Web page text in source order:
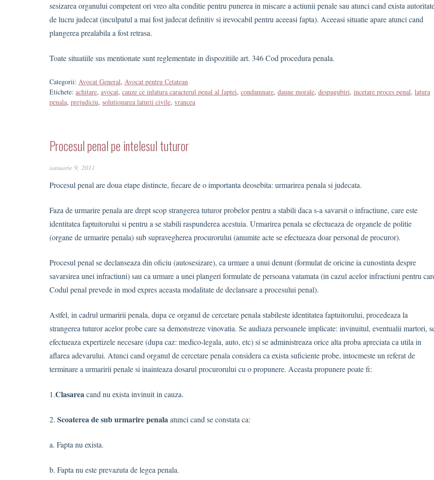
sesizarea organului competent ori vreo alta conditie pentru punerea in miscare a actiunii penale sau atunci cand exista
de lucru judecat (inculpatul a mai fost judecat definitiv si irevocabil pentru aceeasi fapta). Aceeasi situatie apare atunci cand
plangerea prealabila a fost retrasa.
Toate situatiile sus mentionate sunt reglementate in dispozitiile art. 346 Cod procedura penala.
Categorii: Avocat General, Avocat pentru Cetatean
Etichete: achitare, avocat, cauze ce inlatura caracterul penal al faptei, condamnare, daune morale, despagubiri, incetare proces penal, latura
penala, prejudiciu, solutionarea laturii civile, vrancea
Procesul penal pe intelesul tuturor
ianuarie 9, 2011
Procesul penal are doua etape distincte, fiecare de o importanta deosebita: urmarirea penala si judecata.
Faza de urmarire penala are drept scop strangerea tuturor probelor pentru a stabili daca s-a savarsit o infractiune, care este
identitatea faptuitorului si pentru a se stabili raspunderea acestuia. Urmarirea penala se efectueaza de organele de politie
(organe de urmarire penala) sub supravegherea procurorului (anumite acte se efectueaza doar personal de procuror).
Procesul penal se declanseaza din oficiu (autosesizare), ca urmare a unui denunt (formulat de oricine ia cunostinta despre
savarsirea unei infractiuni) sau ca urmare a unei plangeri formulate de persoana vatamata (in cazul acelor infractiuni pentru
Codul penal prevede in mod expres aceasta modalitate de declansare a procesului penal).
Astfel, in cadrul urmaririi penala, dupa ce organul de cercetare penala stabileste identitatea faptuitorului, procedeaza la
strangerea tuturor acelor probe care sa demonstreze vinovatia. Se audiaza persoanele implicate: invinuitul, eventualii martori,
efectueaza expertizele necesare (dupa caz: medico-legala, auto, etc) si se administreaza orice alta proba apreciata ca utila in
aflarea adevarului. Atunci cand organul de cercetare penala considera ca exista suficiente probe, intocmeste un referat de
terminare a urmaririi penale si inainteaza dosarul procurorului cu o propunere. Aceasta propunere poate fi:
1.Clasareacand nu exista invinuit in cauza.
2. Scoaterea de sub urmarire penalaatunci cand se constata ca:
a. Fapta nu exista.
b. Fapta nu este prevazuta de legea penala.